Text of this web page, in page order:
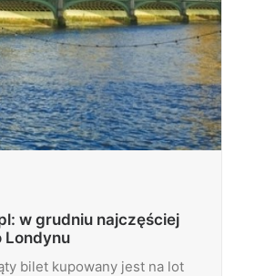
w grudniu najczęściej
Londynu
bilet kupowany jest na lot